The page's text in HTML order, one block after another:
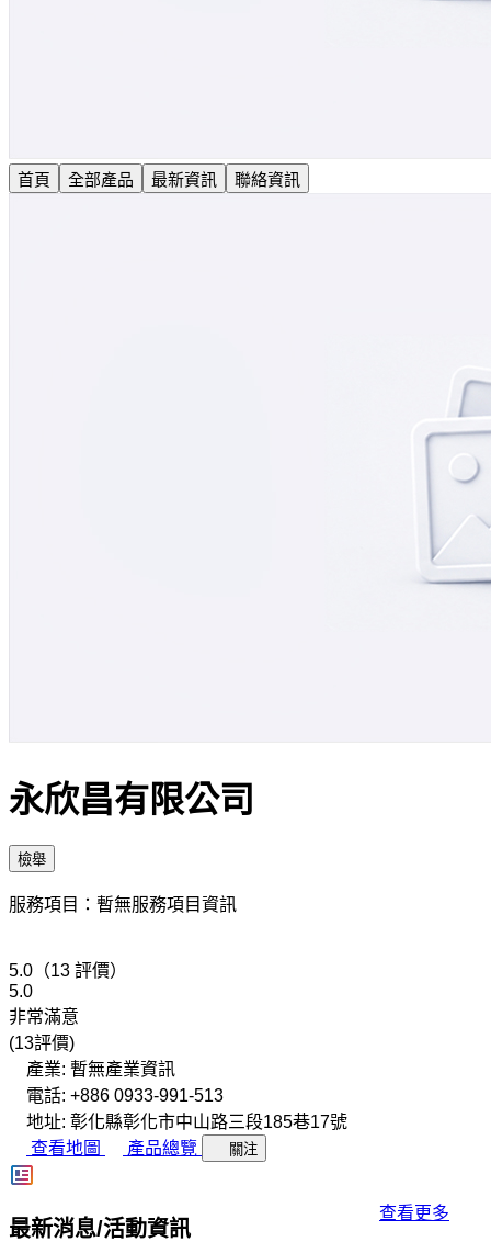
首頁 全部產品 最新資訊 聯絡資訊
永欣昌有限公司
檢舉
服務項目：暫無服務項目資訊
5.0（13 評價）
5.0
非常滿意
(13評價)
產業: 暫無產業資訊
電話: +886 0933-991-513
地址: 彰化縣彰化市中山路三段185巷17號
查看地圖
產品總覽 關注
最新消息/活動資訊
查看更多